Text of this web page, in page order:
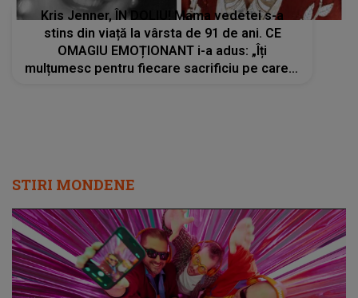
Kris Jenner, ÎN DOLIU! Mama vedetei s-a
stins din viață la vârsta de 91 de ani. CE
OMAGIU EMOȚIONANT i-a adus: „Îți
mulțumesc pentru fiecare sacrificiu pe care l-
STIRI MONDENE